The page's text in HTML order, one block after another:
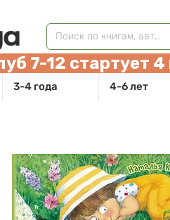
3-4 года 4-6 лет
7-12 стартует 4